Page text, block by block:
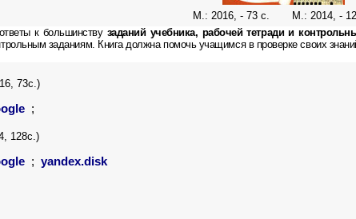
М.: 2016, - 73 с. М.: 2014, -
к большинству заданий учебника, рабочей тетради и
заданиям. Книга должна помочь учащимся в проверке своих
73с.)
;
128с.)
; yandex.disk